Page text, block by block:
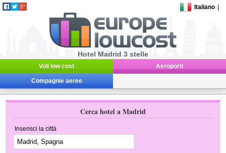
Italiano
Hotel Madrid 3 stelle
Voli low cost Aeroporti
Compagnie aeree
Cerca hotel a Madrid
Inserisci la città